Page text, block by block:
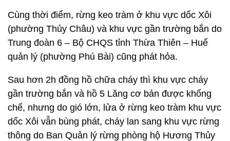
Cùng thời điểm, rừng keo tràm ở khu vực dốc Xôi
(phường Thủy Châu) và khu vực gần trường bắn do
Trung đoàn 6 – Bộ CHQS tỉnh Thừa Thiên – Huế
quản lý (phường Phú Bài) cũng phát hỏa.
Sau hơn 2h đồng hồ chữa cháy thì khu vực cháy
gần trường bắn và hồ 5 Lăng cơ bản được khống
chế, nhưng do gió lớn, lửa ở rừng keo tràm khu vực
dốc Xôi vẫn bùng phát, cháy lan sang khu vực rừng
thông do Ban Quản lý rừng phòng hộ Hương Thủy